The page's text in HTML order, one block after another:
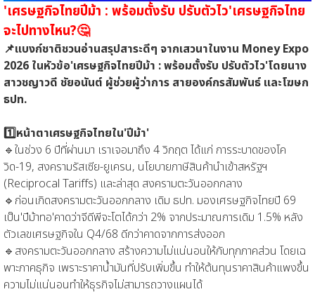
'เศรษฐกิจไทยปีม้า : พร้อมตั้งรับ ปรับตัวไว'เศรษฐกิจไทย
จะไปทางไหน?🤔
📌แบงก์ชาติชวนอ่านสรุปสาระดีๆ จากเสวนาในงาน Money Expo
2026 ในหัวข้อ'เศรษฐกิจไทยปีม้า : พร้อมตั้งรับ ปรับตัวไว'โดยนาง
สาวชญาวดี ชัยอนันต์ ผู้ช่วยผู้ว่าการ สายองค์กรสัมพันธ์ และโฆษก
ธปท.
1️⃣หน้าตาเศรษฐกิจไทยใน'ปีม้า'
🔹ในช่วง 6 ปีที่ผ่านมา เราเจอมาถึง 4 วิกฤต ได้แก่ การระบาดของโค
วิด-19, สงครามรัสเซีย-ยูเครน, นโยบายภาษีสินค้านำเข้าสหรัฐฯ
(Reciprocal Tariffs) และล่าสุด สงครามตะวันออกกลาง
🔹ก่อนเกิดสงครามตะวันออกกลาง เดิม ธปท. มองเศรษฐกิจไทยปี 69
เป็น'ปีม้าทอ'คาดว่าจีดีพีจะโตได้กว่า 2% จากประมาณการเดิม 1.5% หลัง
ตัวเลขเศรษฐกิจใน Q4/68 ดีกว่าคาดจากการส่งออก
🔹สงครามตะวันออกกลาง สร้างความไม่แน่นอนให้กับทุกภาคส่วน โดยเฉ
พาะภาคธุกิจ เพราะราคาน้ำมันที่ปรับเพิ่มขึ้น ทำให้ต้นทุนราคาสินค้าแพงขึ้น
ความไม่แน่นอนทำให้ธุรกิจไม่สามารถวางแผนได้